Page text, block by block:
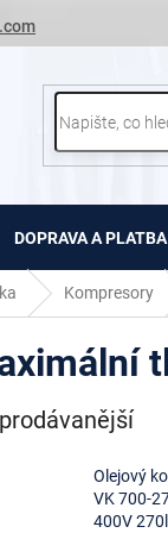
DOPRAVA A PLATBA
Kompresory
Olejový
VK 700-
400V